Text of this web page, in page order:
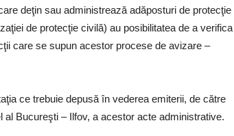
deţin sau administrează adăposturi de protecţie
de protecţie civilă) au posibilitatea de a verifica
care se supun acestor procese de avizare –
ce trebuie depusă în vederea emiterii, de către
Bucureşti – Ilfov, a acestor acte administrative.